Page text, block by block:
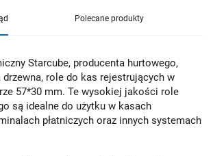
Polecane produkty
Starcube, producenta hurtowego,
drzewna, role do kas rejestrujących w
57*30 mm. Te wysokiej jakości role
są idealne do użytku w kasach
płatniczych oraz innych systemach